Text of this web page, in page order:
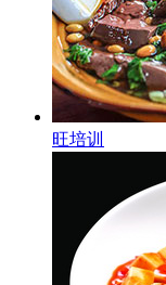
旺培训